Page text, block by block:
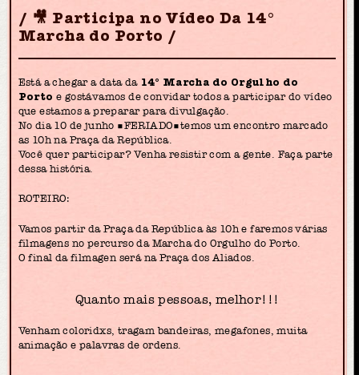
🎥 Participa no Vídeo Da 14°
Marcha do Porto
Está a chegar a data da 14° Marcha do Orgulho do
Porto e gostávamos de convidar todos a participar do vídeo
que estamos a preparar para divulgação.
No dia 10 de junho ▪FERIADO▪temos um encontro marcado
as 10h na Praça da República.
Você quer participar? Venha resistir com a gente. Faça parte
dessa história.
ROTEIRO:
Vamos partir da Praça da República às 10h e faremos várias
filmagens no percurso da Marcha do Orgulho do Porto.
O final da filmagen será na Praça dos Aliados.
Quanto mais pessoas, melhor!!!
Venham coloridxs, tragam bandeiras, megafones, muita
animação e palavras de ordens.